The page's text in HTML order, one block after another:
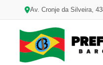
Av. Cronje da Silveira,